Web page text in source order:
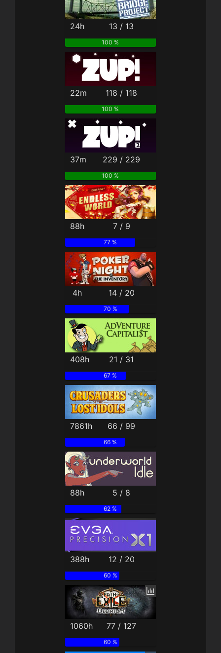
24h 13 / 13
100 %
22m 118 / 118
100 %
37m 229 / 229
100 %
88h 7 / 9
77 %
4h 14 / 20
70 %
408h 21 / 31
67 %
7861h 66 / 99
66 %
88h 5 / 8
62 %
388h 12 / 20
60 %
1060h 77 / 127
60 %